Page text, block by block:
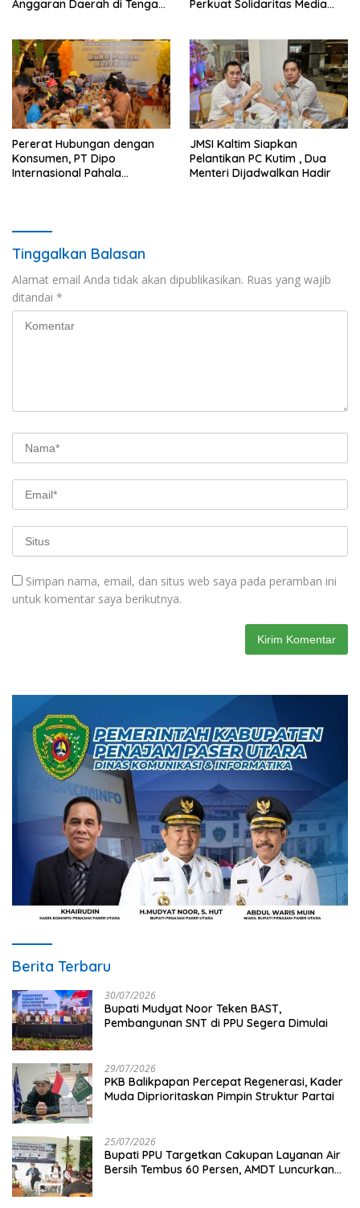
Anggaran Daerah di Tengah
Perkuat Solidaritas Media
Pererat Hubungan dengan
Konsumen, PT Dipo
Internasional Pahala
JMSI Kaltim Siapkan
Pelantikan PC Kutim , Dua
Menteri Dijadwalkan Hadir
Tinggalkan Balasan
Alamat email Anda tidak akan dipublikasikan. Ruas yang wajib
ditandai *
Simpan nama, email, dan situs web saya pada peramban ini
untuk komentar saya berikutnya.
Berita Terbaru
30/07/2026
Bupati Mudyat Noor Teken BAST,
Pembangunan SNT di PPU Segera Dimulai
29/07/2026
PKB Balikpapan Percepat Regenerasi, Kader
Muda Diprioritaskan Pimpin Struktur Partai
25/07/2026
Bupati PPU Targetkan Cakupan Layanan Air
Bersih Tembus 60 Persen, AMDT Luncurkan